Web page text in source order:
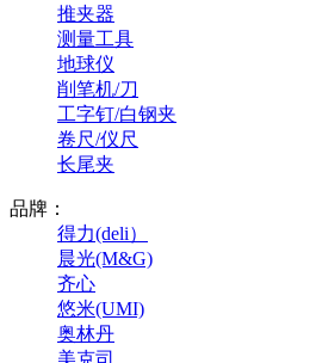
推夹器
测量工具
地球仪
削笔机/刀
工字钉/白钢夹
卷尺/仪尺
长尾夹
品牌：
得力(deli）
晨光(M&G)
齐心
悠米(UMI)
奥林丹
美克司